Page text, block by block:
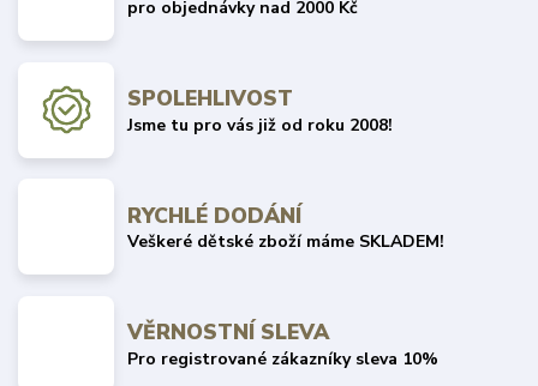
pro objednávky nad 2000 Kč
SPOLEHLIVOST
Jsme tu pro vás již od roku 2008!
RYCHLÉ DODÁNÍ
Veškeré dětské zboží máme SKLADEM!
VĚRNOSTNÍ SLEVA
Pro registrované zákazníky sleva 10%